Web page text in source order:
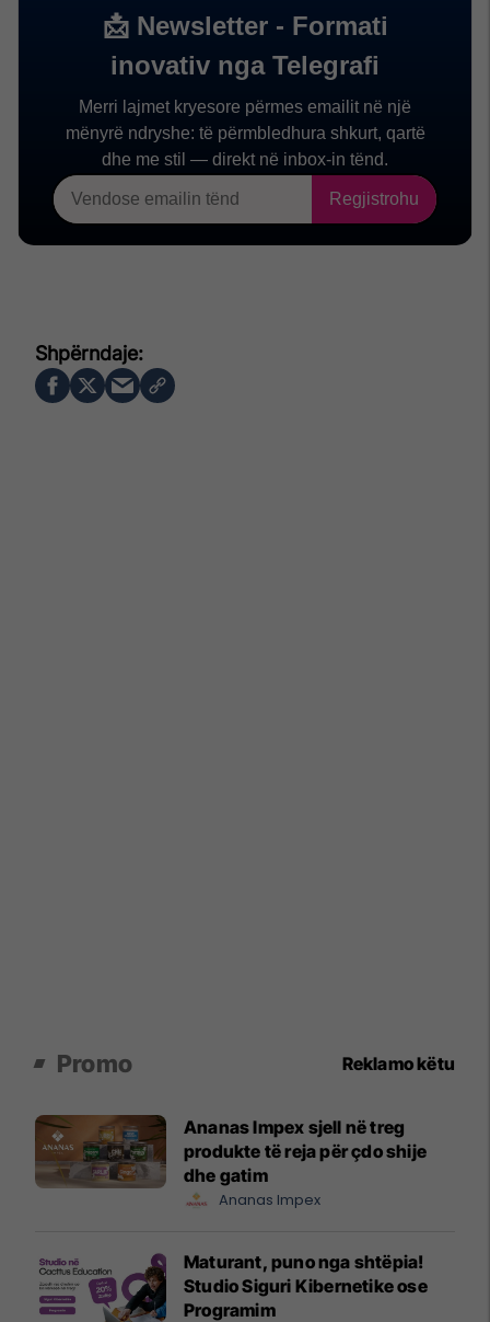
Promo Reklamo këtu
Ananas Impex sjell në treg
produkte të reja për çdo shije
dhe gatim
Ananas Impex
Maturant, puno nga shtëpia!
Studio Siguri Kibernetike ose
Programim